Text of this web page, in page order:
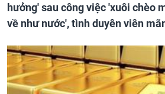
hưởng' sau công việc 'xuôi chèo
về như nước', tình duyên viên